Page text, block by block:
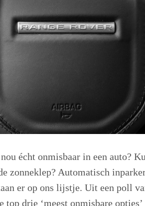
écht onmisbaar in een auto?
zonneklep? Automatisch
er op ons lijstje. Uit een poll
top drie ‘meest onmisbare